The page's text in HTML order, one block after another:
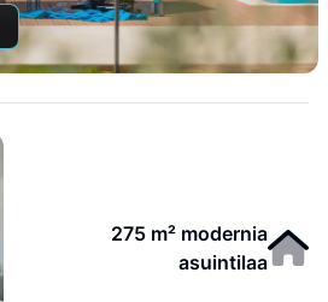
275 m² modernia
asuintilaa